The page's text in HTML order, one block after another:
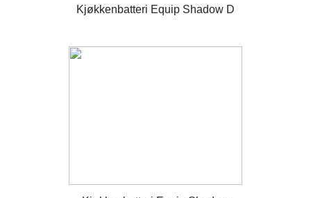
Kjøkkenbatteri Equip Shadow D